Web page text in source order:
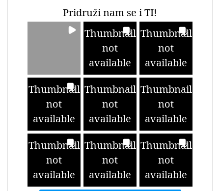
Pridruži nam se i TI!
Thumbnail
not
available
Thumbnail
not
available
Thumbnail
not
available
Thumbnail
not
available
Thumbnail
not
available
Thumbnail
not
available
Thumbnail
not
available
Thumbnail
not
available